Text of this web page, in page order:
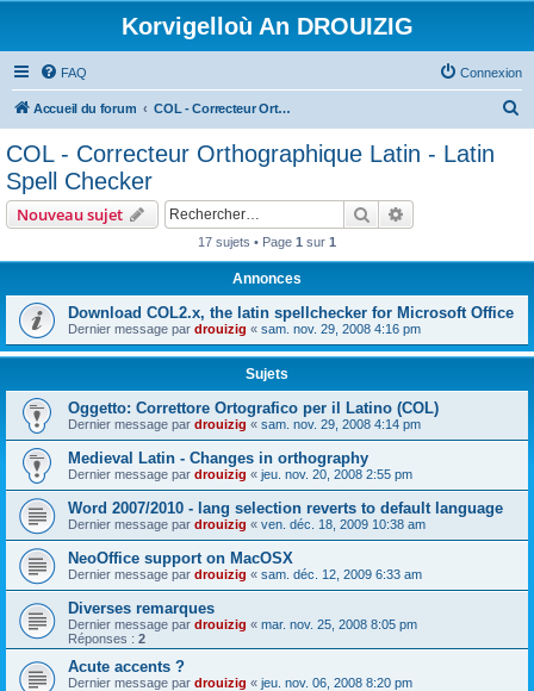
Korvigelloù An DROUIZIG
FAQ Connexion
Accueil du forum COL - Correcteur Orthographique Latin - Latin Spell Checker
COL - Correcteur Orthographique Latin - Latin
Spell Checker
Nouveau sujet Rechercher
17 sujets • Page 1 sur 1
Annonces
Download COL2.x, the latin spellchecker for Microsoft Office
Dernier message par drouizig « sam. nov. 29, 2008 4:16 pm
Sujets
Oggetto: Correttore Ortografico per il Latino (COL)
Dernier message par drouizig « sam. nov. 29, 2008 4:14 pm
Medieval Latin - Changes in orthography
Dernier message par drouizig « jeu. nov. 20, 2008 2:55 pm
Word 2007/2010 - lang selection reverts to default language
Dernier message par drouizig « ven. déc. 18, 2009 10:38 am
NeoOffice support on MacOSX
Dernier message par drouizig « sam. déc. 12, 2009 6:33 am
Diverses remarques
Dernier message par drouizig « mar. nov. 25, 2008 8:05 pm
Réponses : 2
Acute accents ?
Dernier message par drouizig « jeu. nov. 06, 2008 8:20 pm